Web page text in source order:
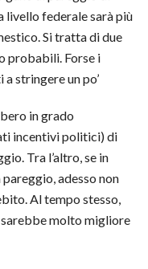
livello federale sarà più
Si tratta di due
probabili. Forse i
stringere un po’
in grado
incentivi politici) di
Tra l’altro, se in
adesso non
Al tempo stesso,
molto migliore